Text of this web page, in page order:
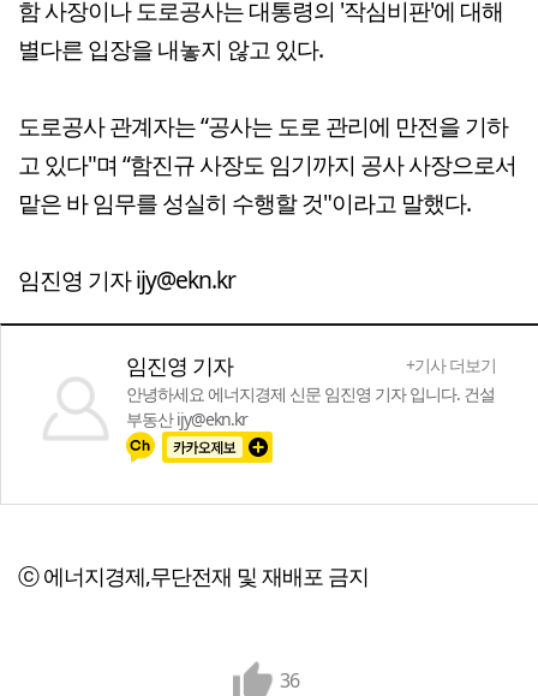
함 사장이나 도로공사는 대통령의 '작심비판'에 대해
별다른 입장을 내놓지 않고 있다.
도로공사 관계자는 “공사는 도로 관리에 만전을 기하
고 있다"며 “함진규 사장도 임기까지 공사 사장으로서
맡은 바 임무를 성실히 수행할 것"이라고 말했다.
임진영 기자 ijy@ekn.kr
임진영 기자
+기사 더보기
안녕하세요 에너지경제 신문 임진영 기자 입니다. 건설
부동산 ijy@ekn.kr
ⓒ 에너지경제,무단전재 및 재배포 금지
36